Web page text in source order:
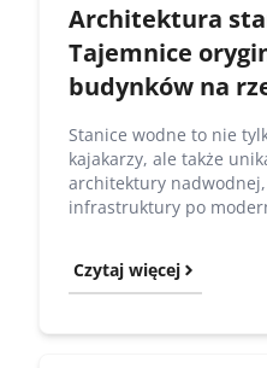
Architektura
Tajemnice
budynków na
Stanice wodne to nie
kajakarzy, ale także
architektury
infrastruktury po
Czytaj więcej